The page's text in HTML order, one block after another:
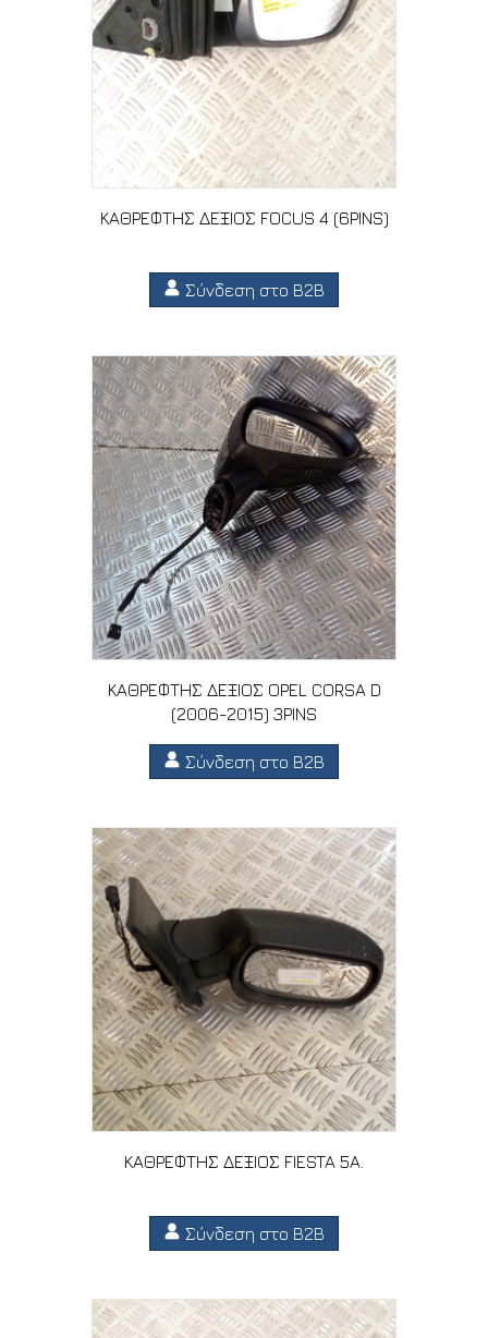
ΚΑΘΡΕΦΤΗΣ ΔΕΞΙΟΣ FOCUS 4 (6PINS)
Σύνδεση στο B2B
ΚΑΘΡΕΦΤΗΣ ΔΕΞΙΟΣ OPEL CORSA D
(2006-2015) 3PINS
Σύνδεση στο B2B
ΚΑΘΡΕΦΤΗΣ ΔΕΞΙΟΣ FIESTA 5A.
Σύνδεση στο B2B